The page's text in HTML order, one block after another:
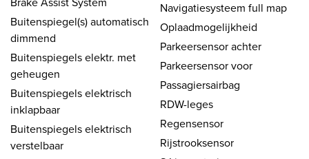
Buitenspiegel(s) automatisch
dimmend
Buitenspiegels elektr. met
geheugen
Buitenspiegels elektrisch
inklapbaar
Buitenspiegels elektrisch
verstelbaar
Navigatiesysteem full map
Oplaadmogelijkheid
Parkeersensor achter
Parkeersensor voor
Passagiersairbag
RDW-leges
Regensensor
Rijstrooksensor